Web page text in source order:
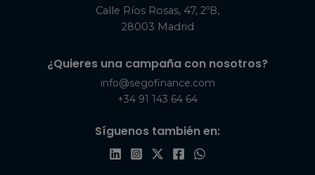
Calle Ríos Rosas, 47, 2ºB,
28003 Madrid
¿Quieres una campaña con nosotros?
info@segofinance.com
+34 91 143 64 64
Síguenos también en: